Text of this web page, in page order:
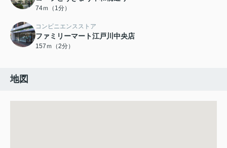
74ｍ（1分）
コンビニエンスストア
ファミリーマート江戸川中央店
157ｍ（2分）
地図